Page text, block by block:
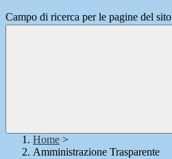
Campo di ricerca per le pagine del sito
Home >
Amministrazione Trasparente